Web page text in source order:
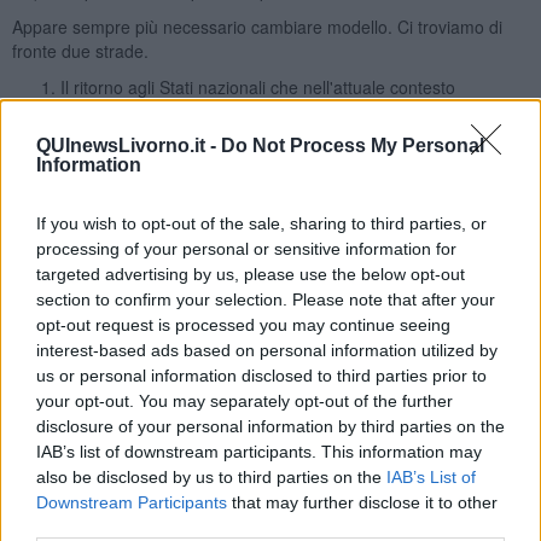
QUInewsLivorno.it - Do Not Process My Personal
Information
If you wish to opt-out of the sale, sharing to third parties, or
processing of your personal or sensitive information for
targeted advertising by us, please use the below opt-out
section to confirm your selection. Please note that after your
opt-out request is processed you may continue seeing
interest-based ads based on personal information utilized by
us or personal information disclosed to third parties prior to
your opt-out. You may separately opt-out of the further
disclosure of your personal information by third parties on the
IAB’s list of downstream participants. This information may
also be disclosed by us to third parties on the IAB’s List of
Downstream Participants that may further disclose it to other
Appare sempre più necessario cambiare modello. Ci troviamo di
fronte due strade.
Il ritorno agli Stati nazionali che nell'attuale contesto
basata su un rapporto neo coloniale passivo con gli Stati
egemoni.
ammodernare nelle scelte economiche. Passaggio non
spontaneo ma necessariamenteconflittuale, oggi senza
guerre tradizionali.
La seconda soluzione a parere dello scrivente oggi appare la
migliore, visto che ci troviamo di fronte alla crisi di una Unione
Europea.
Oggi siamo arrivati alparadossoche ci troviamo di fronte ad una
Unione Europea non europeista.
Salvatore Calleri